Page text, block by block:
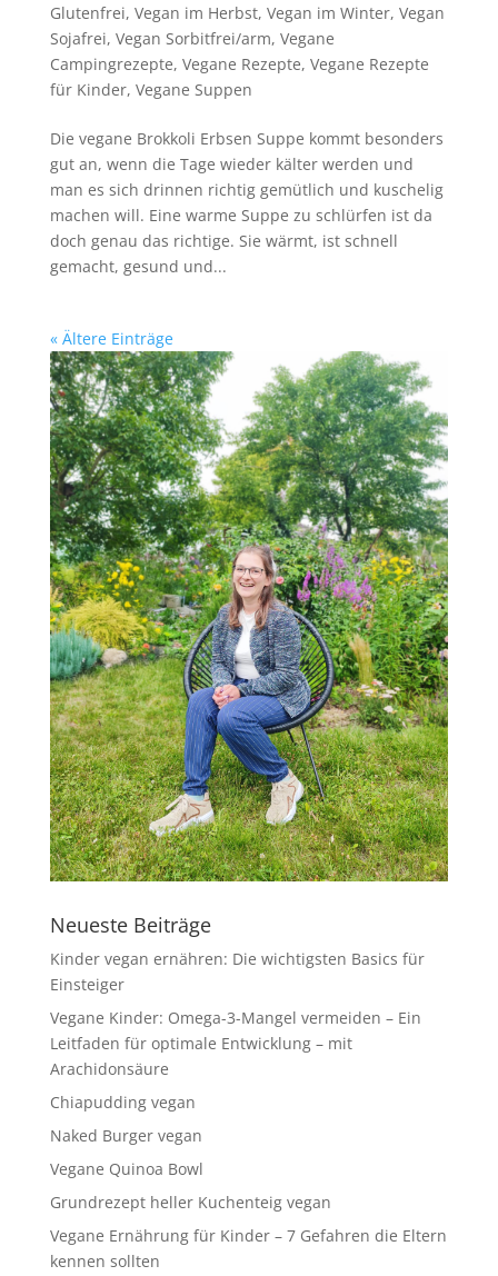
Glutenfrei, Vegan im Herbst, Vegan im Winter, Vegan
Sojafrei, Vegan Sorbitfrei/arm, Vegane
Campingrezepte, Vegane Rezepte, Vegane Rezepte
für Kinder, Vegane Suppen
Die vegane Brokkoli Erbsen Suppe kommt besonders
gut an, wenn die Tage wieder kälter werden und
man es sich drinnen richtig gemütlich und kuschelig
machen will. Eine warme Suppe zu schlürfen ist da
doch genau das richtige. Sie wärmt, ist schnell
gemacht, gesund und...
« Ältere Einträge
Neueste Beiträge
Kinder vegan ernähren: Die wichtigsten Basics für
Einsteiger
Vegane Kinder: Omega-3-Mangel vermeiden – Ein
Leitfaden für optimale Entwicklung – mit
Arachidonsäure
Chiapudding vegan
Naked Burger vegan
Vegane Quinoa Bowl
Grundrezept heller Kuchenteig vegan
Vegane Ernährung für Kinder – 7 Gefahren die Eltern
kennen sollten